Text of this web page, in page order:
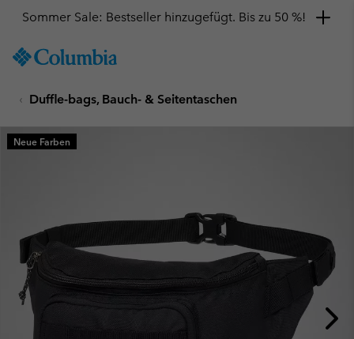
TO
SKIP
MAIN
NAV
Sommer Sale: Bestseller hinzugefügt. Bis zu 50 %!
Duffle-bags, Bauch- & Seitentaschen
Neue Farben